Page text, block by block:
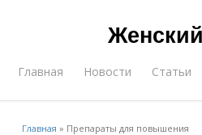
Главная Новости Статьи
Главная » Препараты для повышения